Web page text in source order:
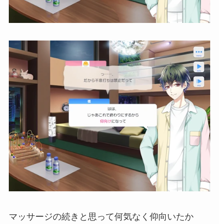
マッサージの続きと思って何気なく仰向いたか